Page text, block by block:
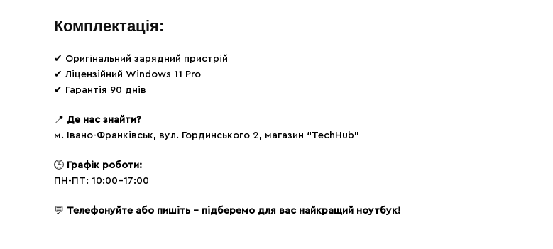
Комплектація:
✔ Оригінальний зарядний пристрій
✔ Ліцензійний Windows 11 Pro
✔ Гарантія 90 днів
📍 Де нас знайти?
м. Івано-Франківськ, вул. Гординського 2, магазин “TechHub”
🕒 Графік роботи:
ПН-ПТ: 10:00-17:00
💬 Телефонуйте або пишіть – підберемо для вас найкращий ноутбук!